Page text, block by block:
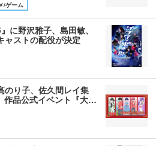
/ゲーム
に野沢雅子、島田敏、
ャストの配役が決定
のり子、佐久間レイ集
作品公式イベント『大…